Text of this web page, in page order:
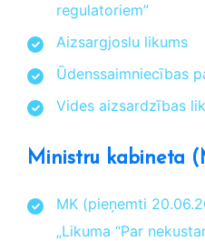
regulatoriem”
Aizsargjoslu likums
Ūdenssaimniecības
Vides aizsardzības
Ministru kabineta
MK (pieņemti
„Likuma “Par